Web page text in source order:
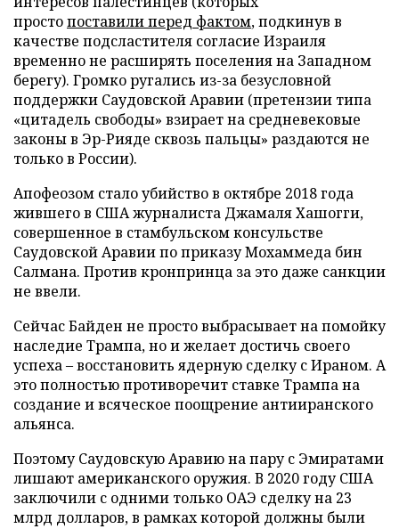
простопоставили перед фактом, подкинув в
качестве подсластителя согласие Израиля
временно не расширять поселения на Западном
берегу). Громко ругались из-за безусловной
поддержки Саудовской Аравии (претензии типа
«цитадель свободы» взирает на средневековые
законы в Эр-Рияде сквозь пальцы» раздаются не
только в России).
Апофеозом стало убийство в октябре 2018 года
жившего в США журналиста Джамаля Хашогги,
совершенное в стамбульском консульстве
Саудовской Аравии по приказу Мохаммеда бин
Салмана. Против кронпринца за это даже санкции
не ввели.
Сейчас Байден не просто выбрасывает на помойку
наследие Трампа, но и желает достичь своего
успеха – восстановить ядерную сделку с Ираном. А
это полностью противоречит ставке Трампа на
создание и всяческое поощрение антииранского
альянса.
Поэтому Саудовскую Аравию на пару с Эмиратами
лишают американского оружия. В 2020 году США
заключили с одними только ОАЭ сделку на 23
млрд долларов, в рамках которой должны были